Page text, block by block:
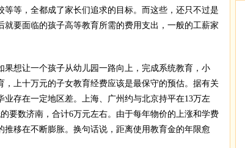
等，全都成了家长们追求的目标。而这些，还只不过是
要面临的孩子高等教育所需的费用支出，一般的工薪家
想让一个孩子从幼儿园一路向上，完成系统教育，小
上十万元的子女教育经费应该是最保守的预估。据有关
存在一定地区差。上海、广州约与北京持平在13万左
要数济南，合计6万元左右。由于每年物价的上涨和学费
移在不断膨胀。换句话说，距离使用教育金的年限愈